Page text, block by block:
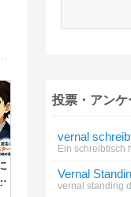
投票・アンケ
vernal
Vernal